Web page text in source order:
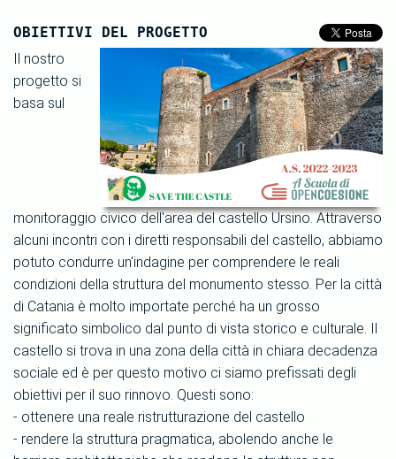
OBIETTIVI DEL PROGETTO
Il nostro
progetto si
basa sul
monitoraggio civico dell'area del castello Ursino. Attraverso
alcuni incontri con i diretti responsabili del castello, abbiamo
potuto condurre un'indagine per comprendere le reali
condizioni della struttura del monumento stesso. Per la città
di Catania è molto importate perché ha un grosso
significato simbolico dal punto di vista storico e culturale. Il
castello si trova in una zona della città in chiara decadenza
sociale ed è per questo motivo ci siamo prefissati degli
obiettivi per il suo rinnovo. Questi sono:
- ottenere una reale ristrutturazione del castello
- rendere la struttura pragmatica, abolendo anche le